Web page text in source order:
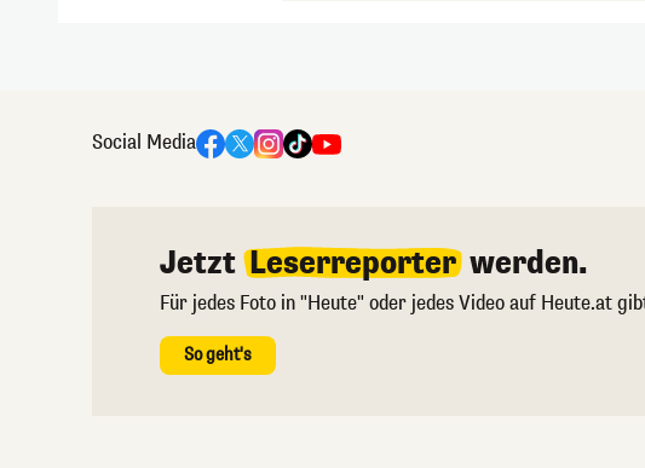
Social Media
Jetzt Leserreporter werden.
Für jedes Foto in "Heute" oder jedes Video auf Heute.at
So geht's